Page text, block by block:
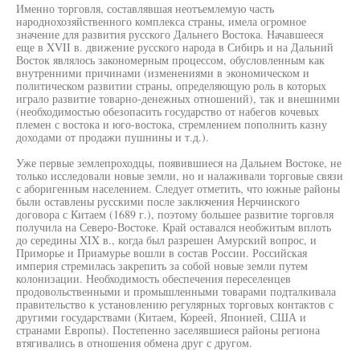
Именно торговля, составлявшая неотъемлемую часть
народнохозяйственного комплекса страны, имела огромное
значение для развития русского Дальнего Востока. Начавшееся
еще в XVII в. движение русского народа в Сибирь и на Дальний
Восток являлось закономерным процессом, обусловленным как
внутренними причинами (изменениями в экономическом и
политическом развитии страны, определяющую роль в которых
играло развитие товарно-денежных отношений), так и внешними
(необходимостью обезопасить государство от набегов кочевых
племен с востока и юго-востока, стремлением пополнить казну
доходами от продажи пушнины и т.д.).
Уже первые землепроходцы, появившиеся на Дальнем Востоке, не
только исследовали новые земли, но и налаживали торговые связи
с аборигенным населением. Следует отметить, что южные районы
были оставлены русскими после заключения Нерчинского
договора с Китаем (1689 г.), поэтому большее развитие торговля
получила на Северо-Востоке. Край оставался необжитым вплоть
до середины XIX в., когда был разрешен Амурский вопрос, и
Приморье и Приамурье вошли в состав России. Российская
империя стремилась закрепить за собой новые земли путем
колонизации. Необходимость обеспечения переселенцев
продовольственными и промышленными товарами подталкивала
правительство к установлению регулярных торговых контактов с
другими государствами (Китаем, Кореей, Японией, США и
странами Европы). Постепенно заселявшиеся районы региона
втягивались в отношения обмена друг с другом.